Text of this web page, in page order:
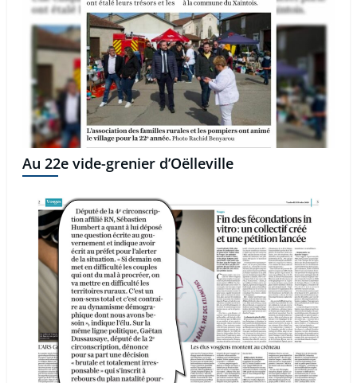
Au 22e vide-grenier d’Oëlleville